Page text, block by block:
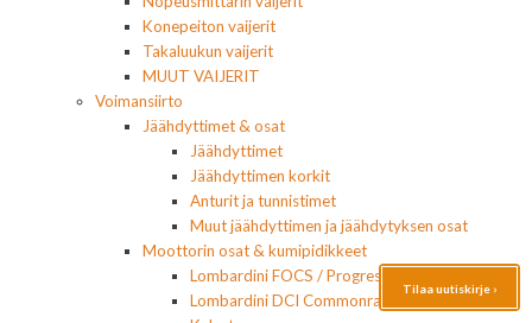
Konepeiton vaijerit
Takaluukun vaijerit
MUUT VAIJERIT
Voimansiirto
Jäähdyttimet & osat
Jäähdyttimet
Jäähdyttimen korkit
Anturit ja tunnistimet
Muut jäähdyttimen ja jäähdytyksen osat
Moottorin osat & kumipidikkeet
Lombardini FOCS / Progress
Lombardini DCI Commonrail
Tilaa uutiskirje ›